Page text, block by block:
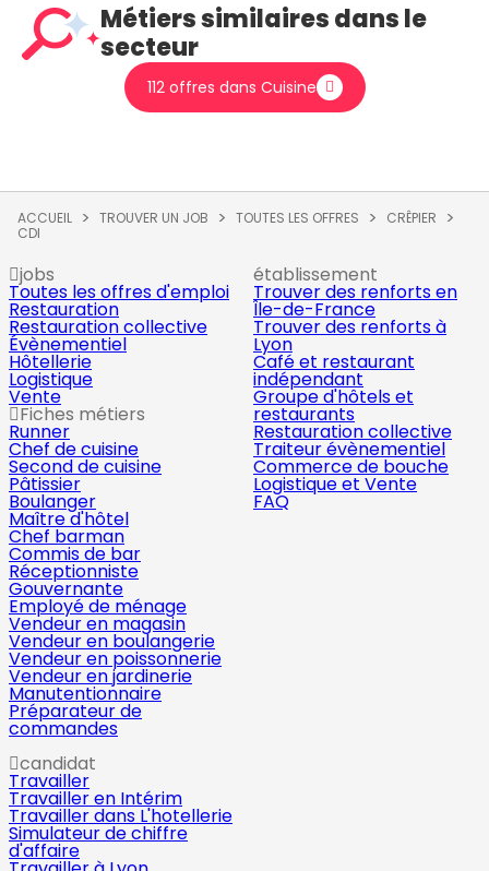
Métiers similaires dans le
secteur
112 offres dans Cuisine
ACCUEIL TROUVER UN JOB TOUTES LES OFFRES
CRÊPIER
CDI
jobs
Toutes les offres d'emploi
Restauration
Restauration collective
Évènementiel
Hôtellerie
Logistique
Vente
Fiches métiers
Runner
Chef de cuisine
Second de cuisine
Pâtissier
Boulanger
Maître d'hôtel
Chef barman
Commis de bar
Réceptionniste
Gouvernante
Employé de ménage
Vendeur en magasin
Vendeur en boulangerie
Vendeur en poissonnerie
Vendeur en jardinerie
Manutentionnaire
Préparateur de
commandes
établissement
Trouver des renforts en
Île-de-France
Trouver des renforts à
Lyon
Café et restaurant
indépendant
Groupe d'hôtels et
restaurants
Restauration collective
Traiteur évènementiel
Commerce de bouche
Logistique et Vente
FAQ
candidat
Travailler
Travailler en Intérim
Travailler dans L'hotellerie
Simulateur de chiffre
d'affaire